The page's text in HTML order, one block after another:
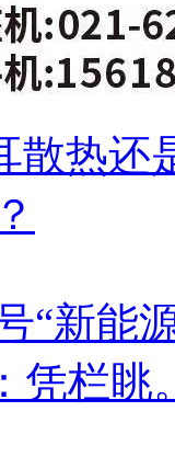
散热
“新能
凭栏眺